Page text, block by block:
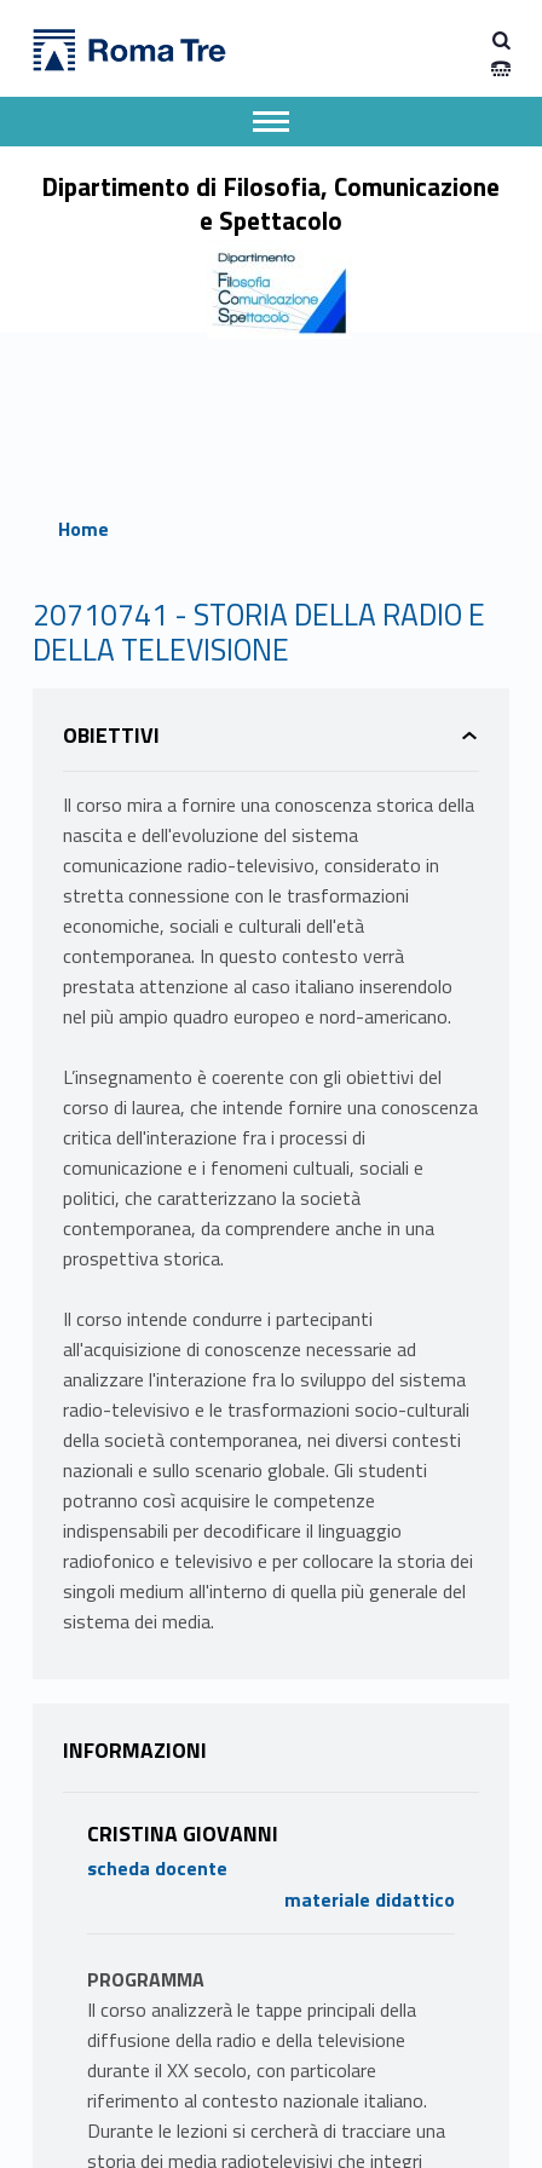
Dipartimento di Filosofia, Comunicazione e Spettacolo
Dipartimento di Filosofia, Comunicazione
e Spettacolo
Apri il menu secondario
Header info sidebar
Home
20710741 - STORIA DELLA RADIO E
DELLA TELEVISIONE
OBIETTIVI
Il corso mira a fornire una conoscenza storica della
nascita e dell'evoluzione del sistema
comunicazione radio-televisivo, considerato in
stretta connessione con le trasformazioni
economiche, sociali e culturali dell'età
contemporanea. In questo contesto verrà
prestata attenzione al caso italiano inserendolo
nel più ampio quadro europeo e nord-americano.
L’insegnamento è coerente con gli obiettivi del
corso di laurea, che intende fornire una conoscenza
critica dell'interazione fra i processi di
comunicazione e i fenomeni cultuali, sociali e
politici, che caratterizzano la società
contemporanea, da comprendere anche in una
prospettiva storica.
Il corso intende condurre i partecipanti
all'acquisizione di conoscenze necessarie ad
analizzare l'interazione fra lo sviluppo del sistema
radio-televisivo e le trasformazioni socio-culturali
della società contemporanea, nei diversi contesti
nazionali e sullo scenario globale. Gli studenti
potranno così acquisire le competenze
indispensabili per decodificare il linguaggio
radiofonico e televisivo e per collocare la storia dei
singoli medium all'interno di quella più generale del
sistema dei media.
INFORMAZIONI
CRISTINA GIOVANNI
scheda docente
materiale didattico
PROGRAMMA
Il corso analizzerà le tappe principali della
diffusione della radio e della televisione
durante il XX secolo, con particolare
riferimento al contesto nazionale italiano.
Durante le lezioni si cercherà di tracciare una
storia dei media radiotelevisivi che integri